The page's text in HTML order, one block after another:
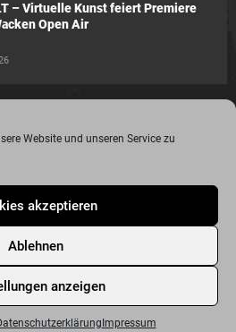
Website und unseren Service zu
akzeptieren
Ablehnen
anzeigen
Impressum
– Virtuelle Kunst feiert Premiere
Open Air
the surface new media gmbh
Metalheadz + REVIEWREGELN
Events Freunde
Bandseiten
andere Metal Magazin